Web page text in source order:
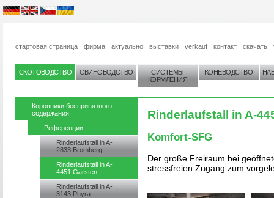
стартовая страница фирма актуально выставки verkauf контакт скачать
СКОТОВОДСТВО СВИНОВОДСТВО
СИСТЕМЫ
КОРМЛЕНИЯ
КОНЕВОДСТВО
Коровники беспривязного
содержания
Референции
Rinderlaufstall in A-
2833 Bromberg
Rinderlaufstall in A-
4451 Garsten
Rinderlaufstall in A-
3143 Phyra
Rinderlaufstall in A-
Komfort-SFG
Der große Freiraum bei
stressfreien Zugang zum